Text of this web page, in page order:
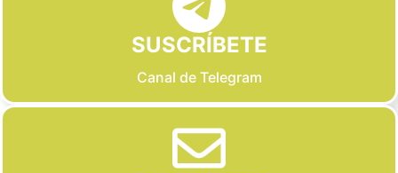
SUSCRÍBETE
Canal de Telegram